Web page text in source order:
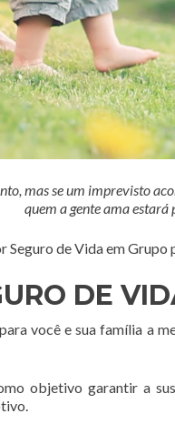
mas se um imprevisto
quem a gente ama estará
Seguro de Vida em Grupo
DE
você e sua família a
objetivo garantir a